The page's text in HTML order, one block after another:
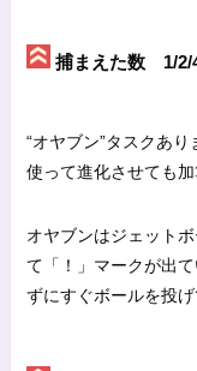
捕まえた数 1/2/
“オヤブン”タスクあり
使って進化させても加
オヤブンはジェット
て「！」マークが出
ずにすぐボールを投げ